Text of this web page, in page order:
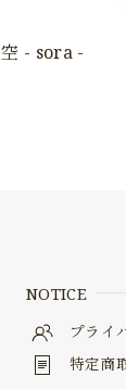
空 - sora -
NOTICE
プライ
特定商